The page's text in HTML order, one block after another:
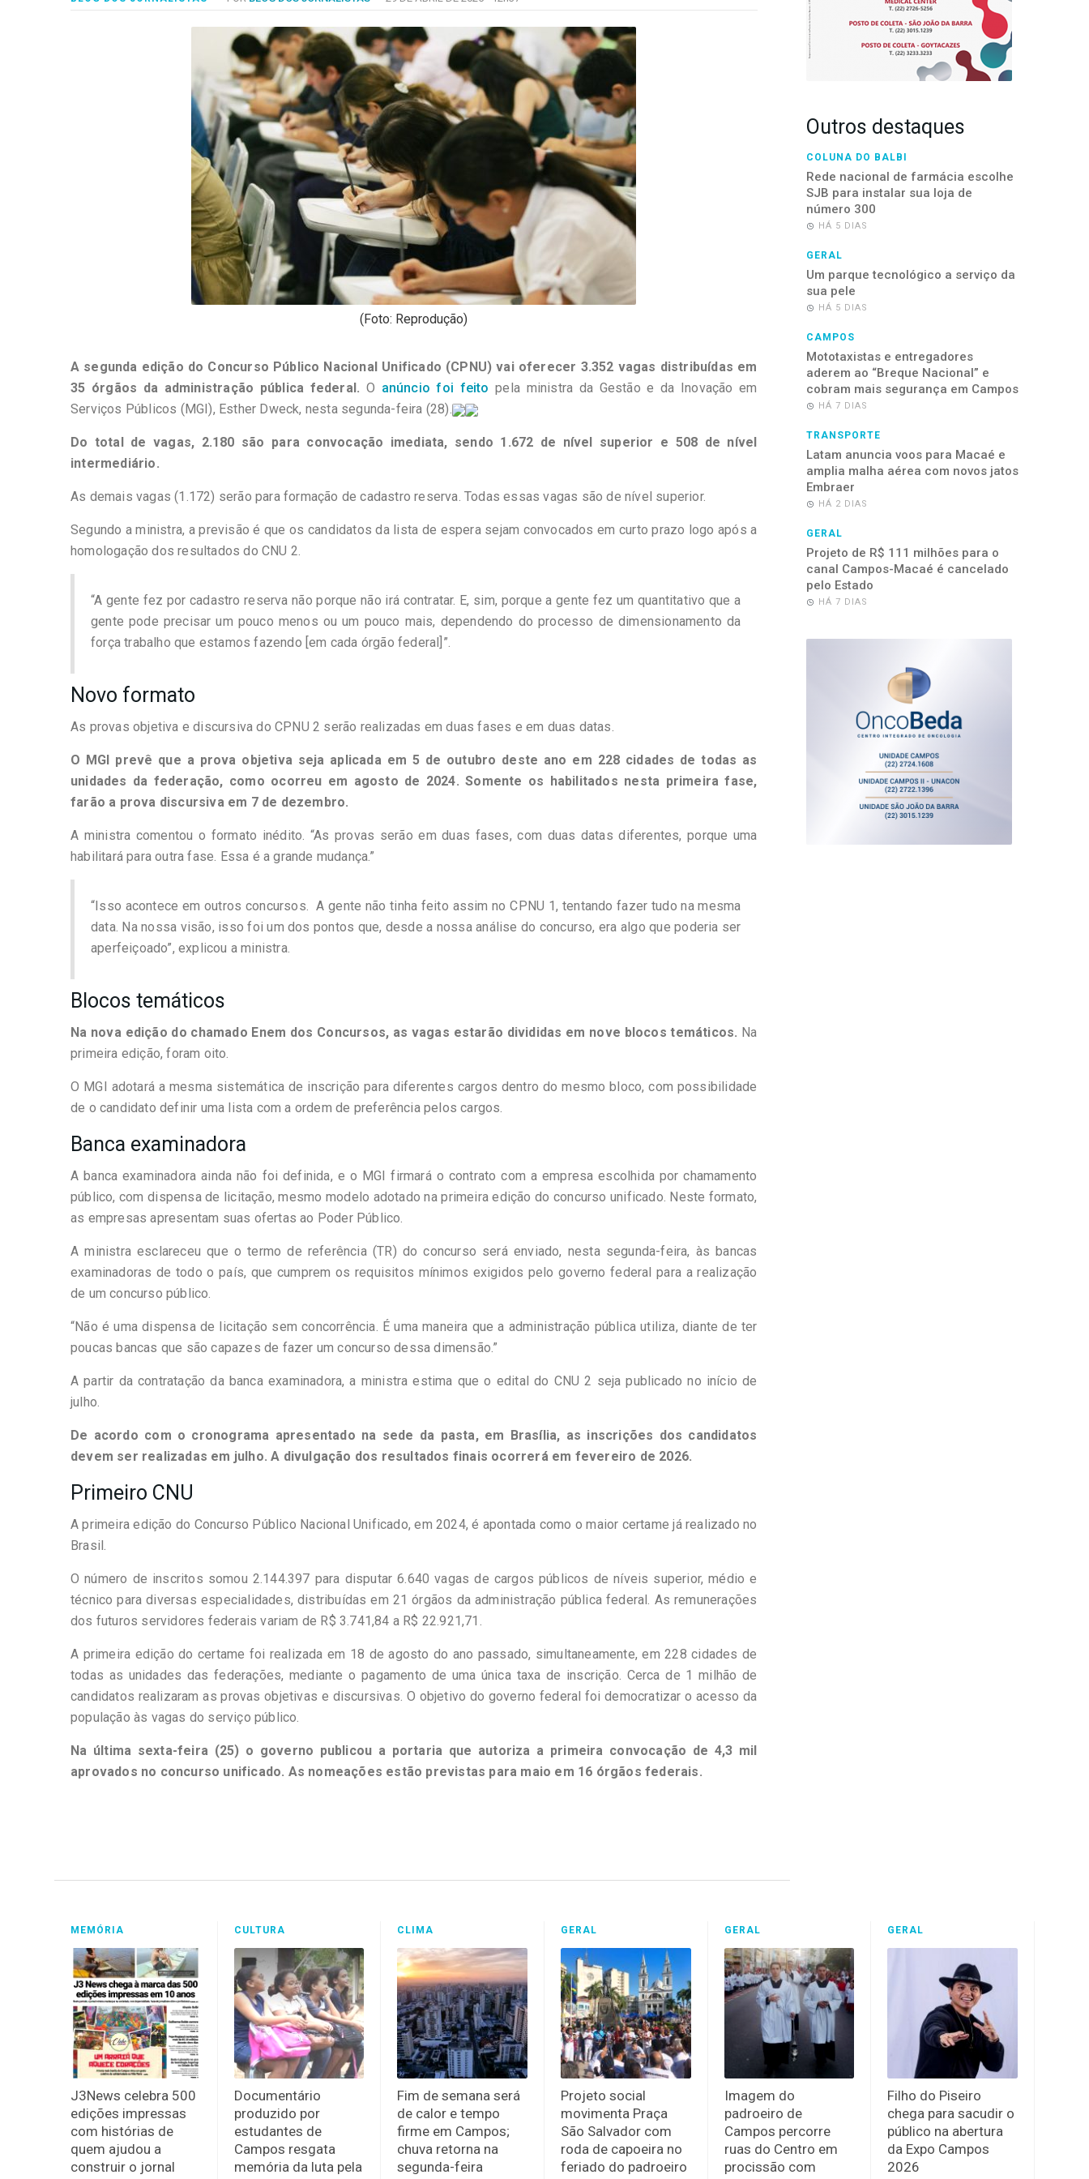
(Foto: Reprodução)
A segunda edição do Concurso Público Nacional Unificado (CPNU) vai oferecer 3.352 vagas distribuídas em
35 órgãos da administração pública federal. O anúncio foi feito pela ministra da Gestão e da Inovação em
Serviços Públicos (MGI), Esther Dweck, nesta segunda-feira (28).
Do total de vagas, 2.180 são para convocação imediata, sendo 1.672 de nível superior e 508 de nível
intermediário.
As demais vagas (1.172) serão para formação de cadastro reserva. Todas essas vagas são de nível superior.
Segundo a ministra, a previsão é que os candidatos da lista de espera sejam convocados em curto prazo logo após a
homologação dos resultados do CNU 2.
“A gente fez por cadastro reserva não porque não irá contratar. E, sim, porque a gente fez um quantitativo que a
gente pode precisar um pouco menos ou um pouco mais, dependendo do processo de dimensionamento da
força trabalho que estamos fazendo [em cada órgão federal]”.
Novo formato
As provas objetiva e discursiva do CPNU 2 serão realizadas em duas fases e em duas datas.
O MGI prevê que a prova objetiva seja aplicada em 5 de outubro deste ano em 228 cidades de todas as
unidades da federação, como ocorreu em agosto de 2024. Somente os habilitados nesta primeira fase,
farão a prova discursiva em 7 de dezembro.
A ministra comentou o formato inédito. “As provas serão em duas fases, com duas datas diferentes, porque uma
habilitará para outra fase. Essa é a grande mudança.”
“Isso acontece em outros concursos. A gente não tinha feito assim no CPNU 1, tentando fazer tudo na mesma
data. Na nossa visão, isso foi um dos pontos que, desde a nossa análise do concurso, era algo que poderia ser
aperfeiçoado”, explicou a ministra.
Blocos temáticos
Na nova edição do chamado Enem dos Concursos, as vagas estarão divididas em nove blocos temáticos. Na
primeira edição, foram oito.
O MGI adotará a mesma sistemática de inscrição para diferentes cargos dentro do mesmo bloco, com possibilidade
de o candidato definir uma lista com a ordem de preferência pelos cargos.
Banca examinadora
A banca examinadora ainda não foi definida, e o MGI firmará o contrato com a empresa escolhida por chamamento
público, com dispensa de licitação, mesmo modelo adotado na primeira edição do concurso unificado. Neste formato,
as empresas apresentam suas ofertas ao Poder Público.
A ministra esclareceu que o termo de referência (TR) do concurso será enviado, nesta segunda-feira, às bancas
examinadoras de todo o país, que cumprem os requisitos mínimos exigidos pelo governo federal para a realização
de um concurso público.
“Não é uma dispensa de licitação sem concorrência. É uma maneira que a administração pública utiliza, diante de ter
poucas bancas que são capazes de fazer um concurso dessa dimensão.”
A partir da contratação da banca examinadora, a ministra estima que o edital do CNU 2 seja publicado no início de
julho.
De acordo com o cronograma apresentado na sede da pasta, em Brasília, as inscrições dos candidatos
devem ser realizadas em julho. A divulgação dos resultados finais ocorrerá em fevereiro de 2026.
Primeiro CNU
A primeira edição do Concurso Público Nacional Unificado, em 2024, é apontada como o maior certame já realizado no
Brasil.
O número de inscritos somou 2.144.397 para disputar 6.640 vagas de cargos públicos de níveis superior, médio e
técnico para diversas especialidades, distribuídas em 21 órgãos da administração pública federal. As remunerações
dos futuros servidores federais variam de R$ 3.741,84 a R$ 22.921,71.
A primeira edição do certame foi realizada em 18 de agosto do ano passado, simultaneamente, em 228 cidades de
todas as unidades das federações, mediante o pagamento de uma única taxa de inscrição. Cerca de 1 milhão de
candidatos realizaram as provas objetivas e discursivas. O objetivo do governo federal foi democratizar o acesso da
população às vagas do serviço público.
Na última sexta-feira (25) o governo publicou a portaria que autoriza a primeira convocação de 4,3 mil
aprovados no concurso unificado. As nomeações estão previstas para maio em 16 órgãos federais.
Outros destaques
COLUNA DO BALBI
Rede nacional de farmácia escolhe
SJB para instalar sua loja de
número 300
HÁ 5 DIAS
GERAL
Um parque tecnológico a serviço da
sua pele
HÁ 5 DIAS
CAMPOS
Mototaxistas e entregadores
aderem ao “Breque Nacional” e
cobram mais segurança em Campos
HÁ 7 DIAS
TRANSPORTE
Latam anuncia voos para Macaé e
amplia malha aérea com novos jatos
Embraer
HÁ 2 DIAS
GERAL
Projeto de R$ 111 milhões para o
canal Campos-Macaé é cancelado
pelo Estado
HÁ 7 DIAS
MEMÓRIA
J3News celebra 500
edições impressas
com histórias de
quem ajudou a
construir o jornal
CULTURA
Documentário
produzido por
estudantes de
Campos resgata
memória da luta pela
CLIMA
Fim de semana será
de calor e tempo
firme em Campos;
chuva retorna na
segunda-feira
GERAL
Projeto social
movimenta Praça
São Salvador com
roda de capoeira no
feriado do padroeiro
GERAL
Imagem do
padroeiro de
Campos percorre
ruas do Centro em
procissão com
GERAL
Filho do Piseiro
chega para sacudir o
público na abertura
da Expo Campos
2026